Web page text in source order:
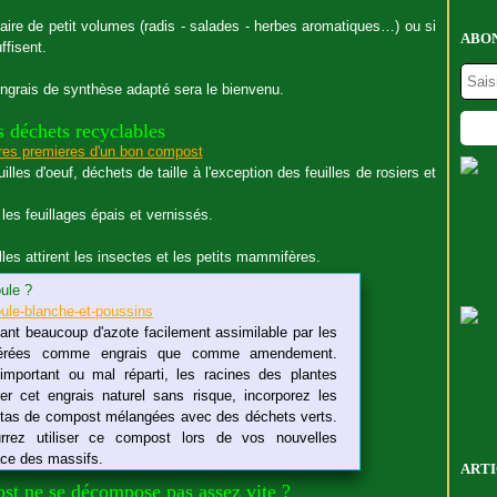
de petit volumes (radis - salades - herbes aromatiques…) ou si
de synthèse adapté sera le bienvenu.
déchets recyclables
d'oeuf, déchets de taille à l'exception des feuilles de rosiers et
feuillages épais et vernissés.
attirent les insectes et les petits mammifères.
?
beaucoup d'azote facilement assimilable par les
comme engrais que comme amendement.
ou mal réparti, les racines des plantes
cet engrais naturel sans risque, incorporez les
de compost mélangées avec des déchets verts.
utiliser ce compost lors de vos nouvelles
des massifs.
ne se décompose pas assez vite ?